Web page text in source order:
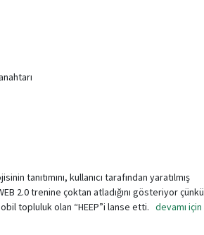
tanıtımını, kullanıcı tarafından yaratılmış
2.0 trenine çoktan atladığını gösteriyor çünkü
topluluk olan “HEEP”i lanse etti. devamı için